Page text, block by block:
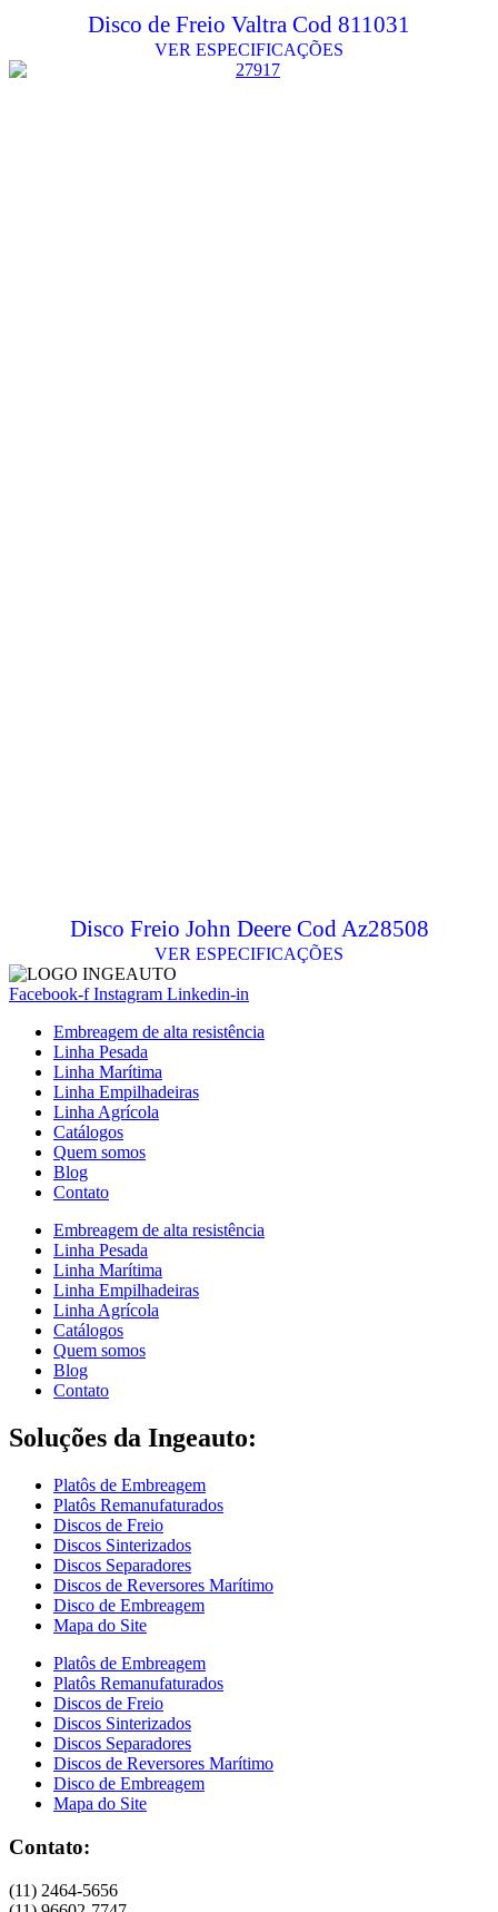
Disco de Freio Valtra Cod 811031
VER ESPECIFICAÇÕES
Disco Freio John Deere Cod Az28508
VER ESPECIFICAÇÕES
Facebook-f Instagram Linkedin-in
Embreagem de alta resistência
Linha Pesada
Linha Marítima
Linha Empilhadeiras
Linha Agrícola
Catálogos
Quem somos
Blog
Contato
Embreagem de alta resistência
Linha Pesada
Linha Marítima
Linha Empilhadeiras
Linha Agrícola
Catálogos
Quem somos
Blog
Contato
Soluções da Ingeauto:
Platôs de Embreagem
Platôs Remanufaturados
Discos de Freio
Discos Sinterizados
Discos Separadores
Discos de Reversores Marítimo
Disco de Embreagem
Mapa do Site
Platôs de Embreagem
Platôs Remanufaturados
Discos de Freio
Discos Sinterizados
Discos Separadores
Discos de Reversores Marítimo
Disco de Embreagem
Mapa do Site
Contato:
(11) 2464-5656